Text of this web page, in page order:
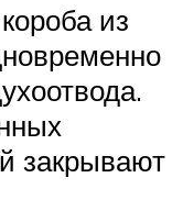
из
закрывают